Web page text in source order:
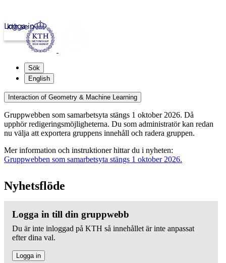
kth.se
Logga in
Sök
English
Interaction of Geometry & Machine Learning
Gruppwebben som samarbetsyta stängs 1 oktober 2026. Då
upphör redigeringsmöjligheterna. Du som administratör kan redan
nu välja att exportera gruppens innehåll och radera gruppen.
Mer information och instruktioner hittar du i nyheten:
Gruppwebben som samarbetsyta stängs 1 oktober 2026.
Nyhetsflöde
Logga in till din gruppwebb
Du är inte inloggad på KTH så innehållet är inte anpassat
efter dina val.
Logga in